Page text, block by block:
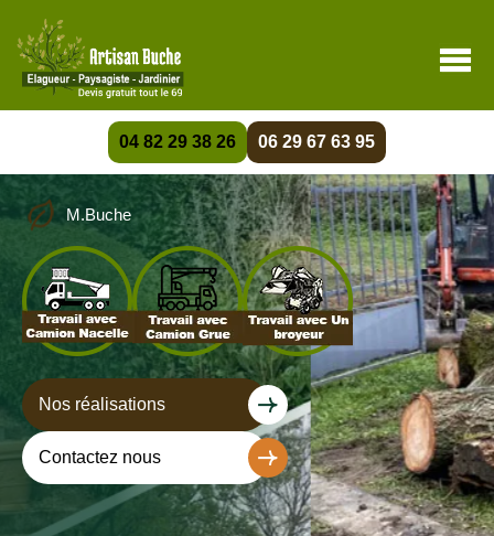
04 82 29 38 26 06 29 67 63 95
M.Buche
Nos réalisations
Contactez nous